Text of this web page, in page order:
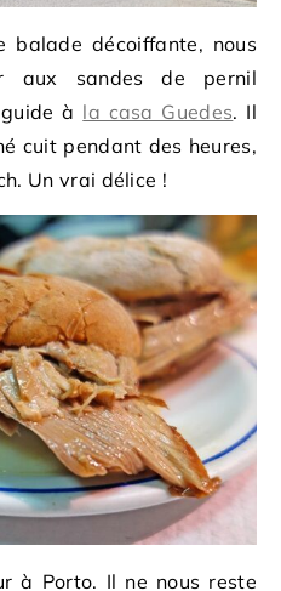
décoiffante, nous
aux sandes de pernil
à la casa Guedes. Il
cuit pendant des heures,
Un vrai délice !
à Porto. Il ne nous reste